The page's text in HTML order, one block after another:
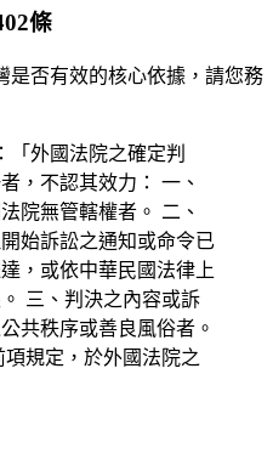
條
是否有效的核心依據，請您務
「外國法院之確定判
，不認其效力： 一、
院無管轄權者。 二、
始訴訟之通知或命令已
，或依中華民國法律上
三、判決之內容或訴
共秩序或善良風俗者。
規定，於外國法院之